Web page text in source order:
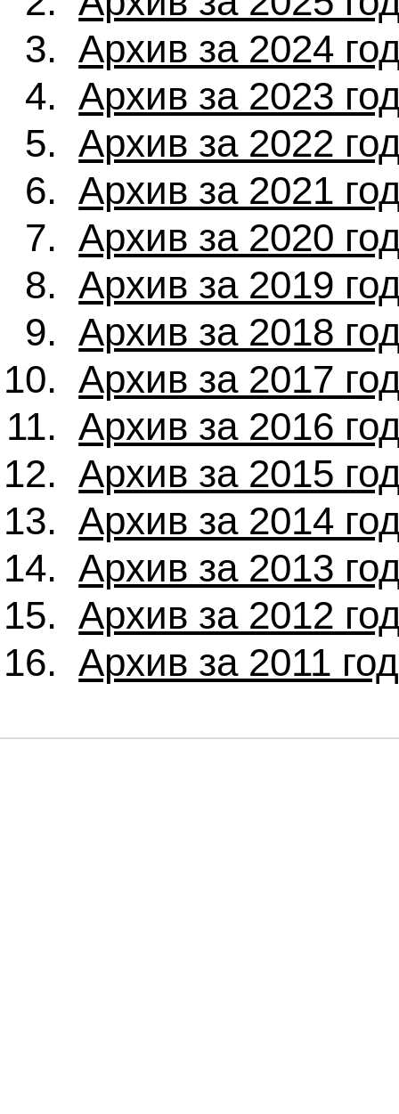
Архив за 2024
Архив за 2023
Архив за 2022
Архив за 2021
Архив за 2020
Архив за 2019
Архив за 2018
Архив за 2017
Архив за 2016
Архив за 2015
Архив за 2014
Архив за 2013
Архив за 2012
Архив за 2011 год